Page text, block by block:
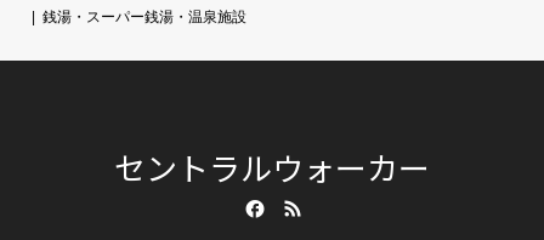
銭湯・スーパー銭湯・温泉施設
セントラルウォーカー